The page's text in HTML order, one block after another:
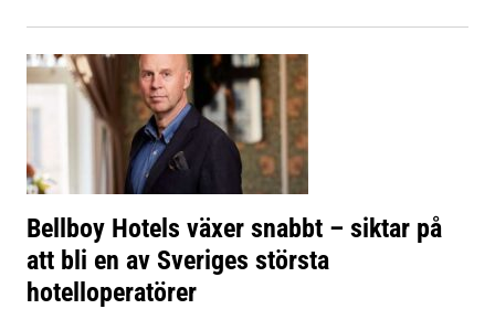
Bellboy Hotels växer snabbt – siktar på
att bli en av Sveriges största
hotelloperatörer